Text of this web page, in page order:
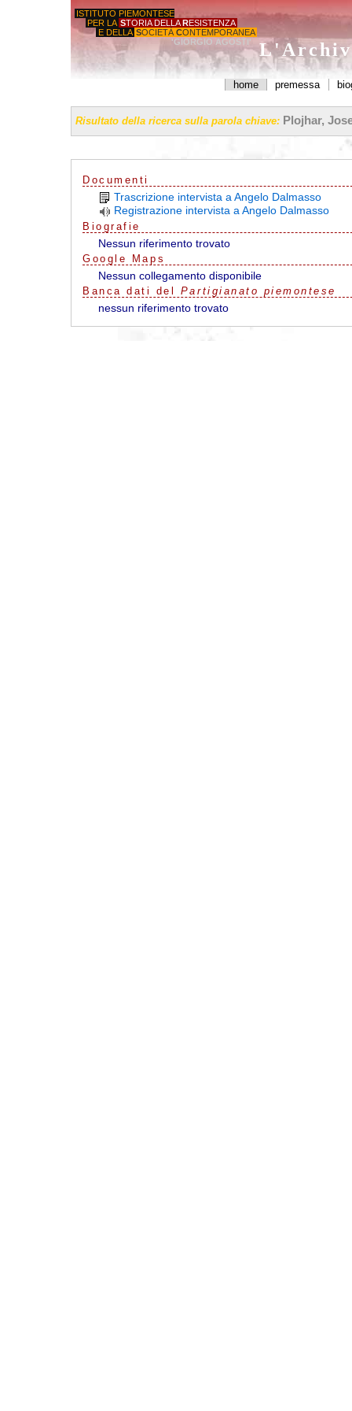
ISTITUTO PIEMONTESE
PER LA STORIA DELLA RESISTENZA
E DELLA SOCIETÀ CONTEMPORANEA
'GIORGIO AGOSTI'
home premessa
Risultato della ricerca sulla parola chiave: Plojhar,
Documenti
Trascrizione intervista a Angelo Dalmasso
Registrazione intervista a Angelo Dalmasso
Biografie
Nessun riferimento trovato
G oo g e Maps
Nessun collegamento disponibile
Banca dati del Partigianato piemontese
nessun riferimento trovato